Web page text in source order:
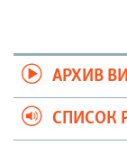
АРХИВ
СПИСОК